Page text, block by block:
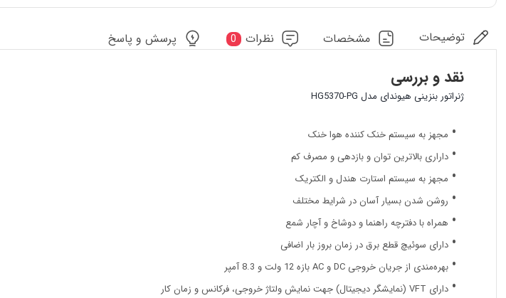
توضیحات مشخصات نظرات 0 پرسش و پاسخ
نقد و بررسی
ژنراتور بنزینی هیوندای مدل HG5370-PG
مجهز به سیستم خنک کننده هوا خنک
داراری بالاترین توان و بازدهی و مصرف کم
مجهز به سیستم استارت هندل و الکتریک
روشن شدن بسیار آسان در شرایط مختلف
همراه با دفترچه راهنما و دوشاخ و آچار شمع
دارای سوئیچ قطع برق در زمان بروز بار اضافی
بهره‌مندی از جریان خروجی DC و AC بازه 12 ولت و 8.3 آمپر
دارای VFT (نمایشگر دیجیتال) جهت نمایش ولتاژ خروجی، فرکانس و زمان کار